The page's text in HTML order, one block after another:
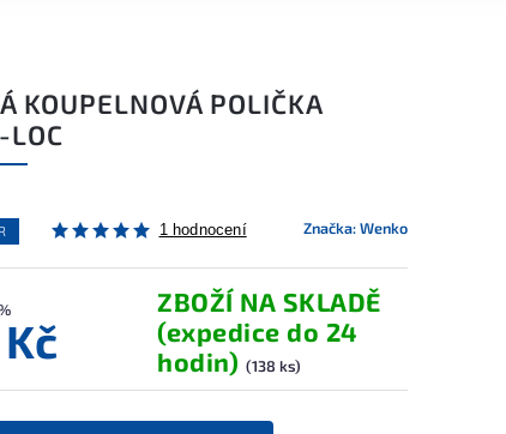
KOUPELNOVÁ POLIČKA
LOC
1 hodnocení Značka:Wenko
ZBOŽÍ NA SKLADĚ
(expedice do 24
hodin) (138 ks)